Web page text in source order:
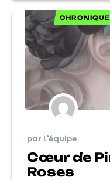
CHRONIQUE
par L'équipe
Cœur de
Roses